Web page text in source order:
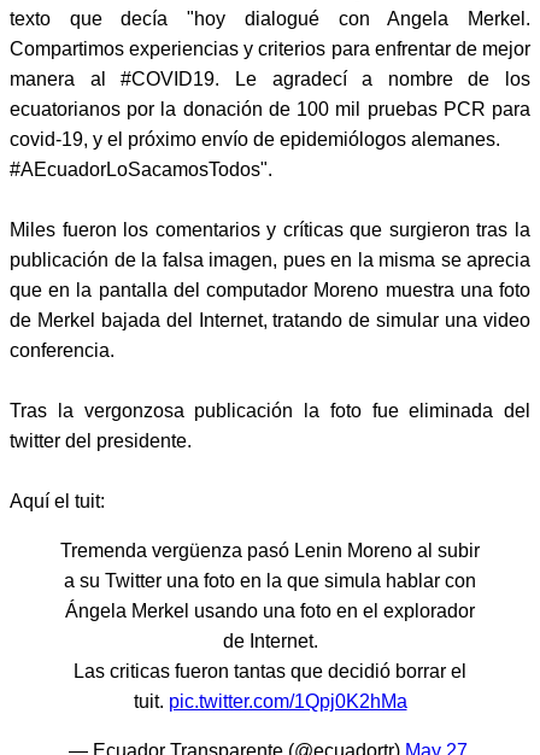
texto que decía "hoy dialogué con Angela Merkel.
Compartimos experiencias y criterios para enfrentar de mejor
manera al #COVID19. Le agradecí a nombre de los
ecuatorianos por la donación de 100 mil pruebas PCR para
covid-19, y el próximo envío de epidemiólogos alemanes.
#AEcuadorLoSacamosTodos".
Miles fueron los comentarios y críticas que surgieron tras la
publicación de la falsa imagen, pues en la misma se aprecia
que en la pantalla del computador Moreno muestra una foto
de Merkel bajada del Internet, tratando de simular una video
conferencia.
Tras la vergonzosa publicación la foto fue eliminada del
twitter del presidente.
Aquí el tuit:
Tremenda vergüenza pasó Lenin Moreno al subir
a su Twitter una foto en la que simula hablar con
Ángela Merkel usando una foto en el explorador
de Internet.
Las criticas fueron tantas que decidió borrar el
tuit. pic.twitter.com/1Qpj0K2hMa
— Ecuador Transparente (@ecuadortr) May 27,